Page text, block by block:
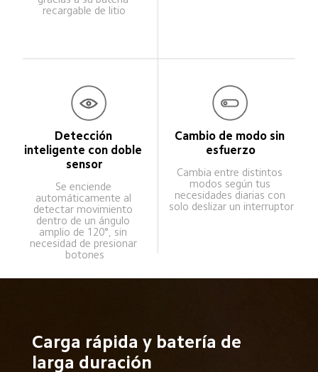
recargable de litio
Detección
inteligente con doble
sensor
Se enciende
automáticamente al
detectar movimiento
dentro de un ángulo
amplio de 120°, sin
necesidad de presionar
botones
Cambio de modo sin
esfuerzo
Cambia entre distintos
modos según tus
necesidades diarias con
solo deslizar un interruptor
Carga rápida y batería de
larga duración